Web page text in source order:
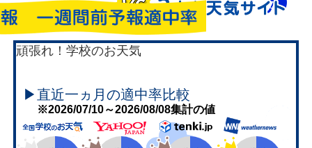
頑張れ！学校のお天気
▶直近一ヵ月の適中率比較
※2026/07/10～2026/08/08集計の値